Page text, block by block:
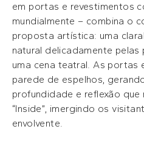
em portas e revestimentos
mundialmente – combina o
proposta artística: uma
natural delicadamente pelas
uma cena teatral. As portas
parede de espelhos,
profundidade e reflexão
“Inside”, imergindo os
envolvente.